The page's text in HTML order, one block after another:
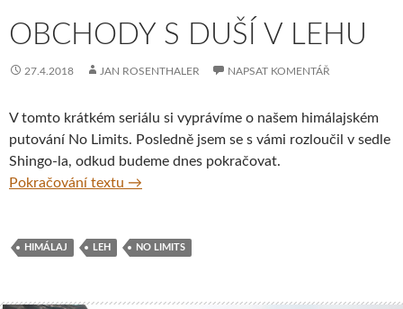
OBCHODY S DUŠÍ V LEHU
27.4.2018 JAN ROSENTHALER NAPSAT KOMENTÁŘ
V tomto krátkém seriálu si vyprávíme o našem himálajském
putování No Limits. Posledně jsem se s vámi rozloučil v sedle
Shingo-la, odkud budeme dnes pokračovat.
Pokračování textu Obchody s duší v Lehu
→
HIMÁLAJ LEH NO LIMITS